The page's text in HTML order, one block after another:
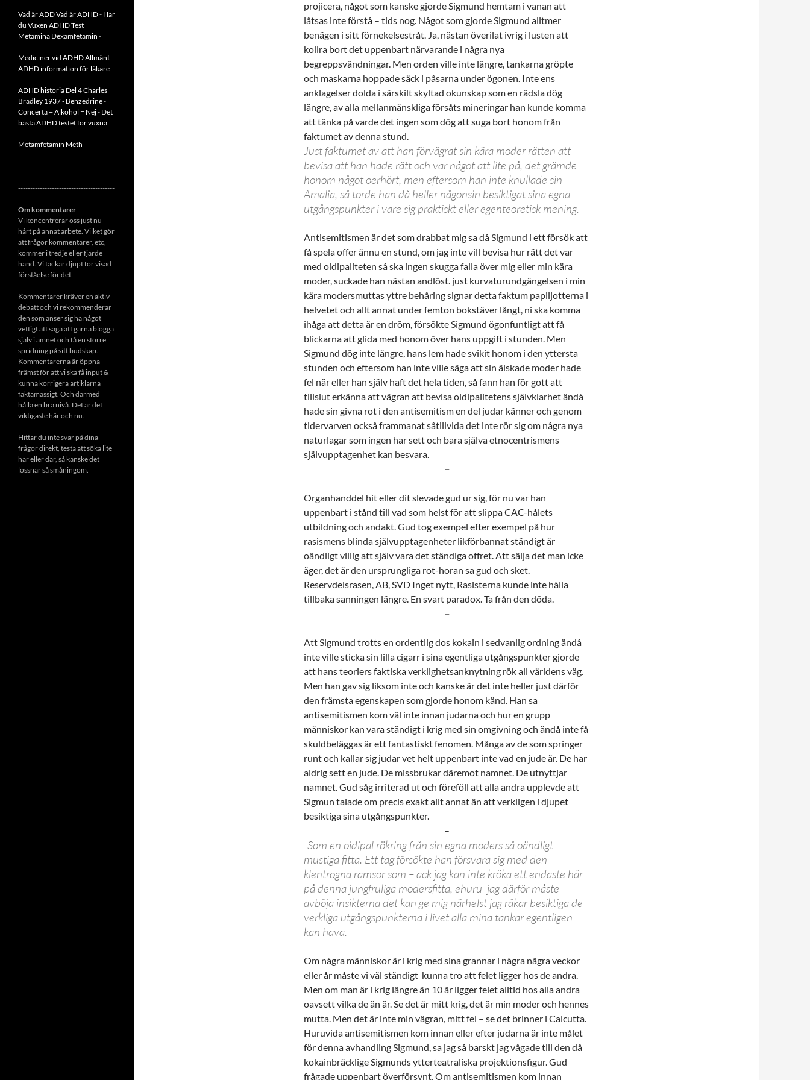
projicera, något som kanske gjorde Sigmund hemtam i vanan att
låtsas inte förstå – tids nog. Något som gjorde Sigmund alltmer
benägen i sitt förnekelsestråt. Ja, nästan överilat ivrig i lusten att
kollra bort det uppenbart närvarande i några nya
begreppsvändningar. Men orden ville inte längre, tankarna gröpte
och maskarna hoppade säck i påsarna under ögonen. Inte ens
anklagelser dolda i särskilt skyltad okunskap som en rädsla dög
längre, av alla mellanmänskliga försåts mineringar han kunde komma
att tänka på varde det ingen som dög att suga bort honom från
faktumet av denna stund.
Just faktumet av att han förvägrat sin kära moder rätten att
bevisa att han hade rätt och var något att lite på, det grämde
honom något oerhört, men eftersom han inte knullade sin
Amalia, så torde han då heller någonsin besiktigat sina egna
utgångspunkter i vare sig praktiskt eller egenteoretisk mening.
Antisemitismen är det som drabbat mig sa då Sigmund i ett försök att
få spela offer ännu en stund, om jag inte vill bevisa hur rätt det var
med oidipaliteten så ska ingen skugga falla över mig eller min kära
moder, suckade han nästan andlöst. just kurvaturundgängelsen i min
kära modersmuttas yttre behåring signar detta faktum papiljotterna i
helvetet och allt annat under femton bokstäver långt, ni ska komma
ihåga att detta är en dröm, försökte Sigmund ögonfuntligt att få
blickarna att glida med honom över hans uppgift i stunden. Men
Sigmund dög inte längre, hans lem hade svikit honom i den yttersta
stunden och eftersom han inte ville säga att sin älskade moder hade
fel när eller han själv haft det hela tiden, så fann han för gott att
tillslut erkänna att vägran att bevisa oidipalitetens självklarhet ändå
hade sin givna rot i den antisemitism en del judar känner och genom
tidervarven också frammanat såtillvida det inte rör sig om några nya
naturlagar som ingen har sett och bara själva etnocentrismens
självupptagenhet kan besvara.
–
Organhanddel hit eller dit slevade gud ur sig, för nu var han
uppenbart i stånd till vad som helst för att slippa CAC-hålets
utbildning och andakt. Gud tog exempel efter exempel på hur
rasismens blinda självupptagenheter likförbannat ständigt är
oändligt villig att själv vara det ständiga offret. Att sälja det man icke
äger, det är den ursprungliga rot-horan sa gud och sket.
Reservdelsrasen, AB, SVD Inget nytt, Rasisterna kunde inte hålla
tillbaka sanningen längre. En svart paradox. Ta från den döda.
–
Att Sigmund trotts en ordentlig dos kokain i sedvanlig ordning ändå
inte ville sticka sin lilla cigarr i sina egentliga utgångspunkter gjorde
att hans teoriers faktiska verklighetsanknytning rök all världens väg.
Men han gav sig liksom inte och kanske är det inte heller just därför
den främsta egenskapen som gjorde honom känd. Han sa
antisemitismen kom väl inte innan judarna och hur en grupp
människor kan vara ständigt i krig med sin omgivning och ändå inte få
skuldbeläggas är ett fantastiskt fenomen. Många av de som springer
runt och kallar sig judar vet helt uppenbart inte vad en jude är. De har
aldrig sett en jude. De missbrukar däremot namnet. De utnyttjar
namnet. Gud såg irriterad ut och föreföll att alla andra upplevde att
Sigmun talade om precis exakt allt annat än att verkligen i djupet
besiktiga sina utgångspunkter.
–
-Som en oidipal rökring från sin egna moders så oändligt
mustiga fitta. Ett tag försökte han försvara sig med den
klentrogna ramsor som – ack jag kan inte kröka ett endaste hår
på denna jungfruliga modersfitta, ehuru jag därför måste
avböja insikterna det kan ge mig närhelst jag råkar besiktiga de
verkliga utgångspunkterna i livet alla mina tankar egentligen
kan hava.
Om några människor är i krig med sina grannar i några några veckor
eller år måste vi väl ständigt kunna tro att felet ligger hos de andra.
Men om man är i krig längre än 10 år ligger felet alltid hos alla andra
oavsett vilka de än är. Se det är mitt krig, det är min moder och hennes
mutta. Men det är inte min vägran, mitt fel – se det brinner i Calcutta.
Huruvida antisemitismen kom innan eller efter judarna är inte målet
för denna avhandling Sigmund, sa jag så barskt jag vågade till den då
kokainbräcklige Sigmunds ytterteatraliska projektionsfigur. Gud
frågade uppenbart överförsynt. Om antisemitismen kom innan
Vad är ADDVad är ADHD- Har
du Vuxen ADHD Test
Metamina Dexamfetamin -
Mediciner vid ADHD Allmänt-
ADHD information för läkare
ADHD historia Del 4 Charles
Bradley 1937 - Benzedrine-
Concerta + Alkohol = Nej- Det
bästa ADHD testet för vuxna
Metamfetamin Meth
----------------------------------------
-------
Om kommentarer
Vi koncentrerar oss just nu
hårt på annat arbete. Vilket gör
att frågor kommentarer, etc,
kommer i tredje eller fjärde
hand. Vi tackar djupt för visad
förståelse för det.
Kommentarer kräver en aktiv
debatt och vi rekommenderar
den som anser sig ha något
vettigt att säga att gärna blogga
själv i ämnet och få en större
spridning på sitt budskap.
Kommentarerna är öppna
främst för att vi ska få input &
kunna korrigera artiklarna
faktamässigt. Och därmed
hålla en bra nivå. Det är det
viktigaste här och nu.
Hittar du inte svar på dina
frågor direkt, testa att söka lite
här eller där, så kanske det
lossnar så småningom.